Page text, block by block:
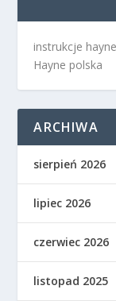
instrukcje
Hayne polska
ARCHIWA
sierpień 2026
lipiec 2026
czerwiec 2026
listopad 2025